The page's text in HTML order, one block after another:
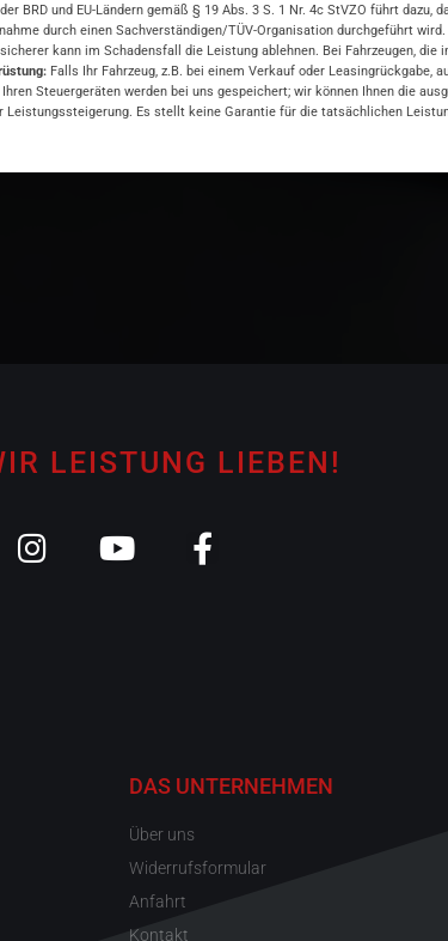
BRD und EU-Ländern gemäß § 19 Abs. 3 S. 1 Nr. 4c StVZO führt
durch einen Sachverständigen/TÜV-Organisation durchgeführt
kann im Schadensfall die Leistung ablehnen. Bei Fahrzeugen,
Falls Ihr Fahrzeug, z.B. bei einem Verkauf oder Leasingrückgabe,
Steuergeräten werden bei uns gespeichert; wir können Ihnen die
Es stellt keine Garantie für die tatsächlichen
LEISTUNG LIEBEN!
DAS UNTERNEHMEN
Über uns
Widerrufsformular
Anfahrt
Kontakt